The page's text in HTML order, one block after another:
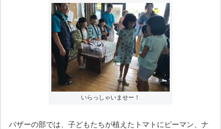
いらっしゃいませー！
バザーの部では、子どもたちが植えたトマトにピーマン、ナ